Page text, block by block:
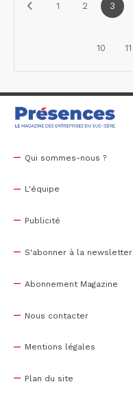
1 2 3
10 11
Qui sommes-nous ?
L'équipe
Publicité
S'abonner à la newsletter
Abonnement Magazine
Nous contacter
Mentions légales
Plan du site